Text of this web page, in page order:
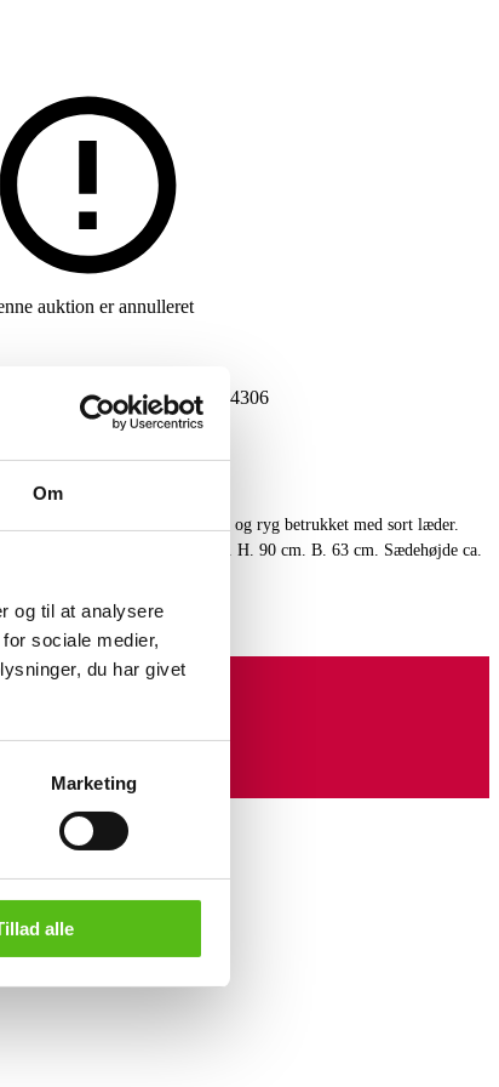
Om
og til at analysere
sociale medier,
du har givet
Marketing
alle
auktion er annulleret
VARENUMMER6504306
stel af massivt teaktræ, sæde og ryg betrukket med sort læder.
Hansen, model 'JH-513'. H. 90 cm. B. 63 cm. Sædehøjde ca.